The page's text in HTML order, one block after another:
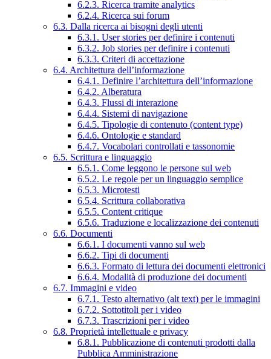
6.2.3. Ricerca tramite analytics
6.2.4. Ricerca sui forum
6.3. Dalla ricerca ai bisogni degli utenti
6.3.1. User stories per definire i contenuti
6.3.2. Job stories per definire i contenuti
6.3.3. Criteri di accettazione
6.4. Architettura dell’informazione
6.4.1. Definire l’architettura dell’informazione
6.4.2. Alberatura
6.4.3. Flussi di interazione
6.4.4. Sistemi di navigazione
6.4.5. Tipologie di contenuto (content type)
6.4.6. Ontologie e standard
6.4.7. Vocabolari controllati e tassonomie
6.5. Scrittura e linguaggio
6.5.1. Come leggono le persone sul web
6.5.2. Le regole per un linguaggio semplice
6.5.3. Microtesti
6.5.4. Scrittura collaborativa
6.5.5. Content critique
6.5.6. Traduzione e localizzazione dei contenuti
6.6. Documenti
6.6.1. I documenti vanno sul web
6.6.2. Tipi di documenti
6.6.3. Formato di lettura dei documenti elettronici
6.6.4. Modalità di produzione dei documenti
6.7. Immagini e video
6.7.1. Testo alternativo (alt text) per le immagini
6.7.2. Sottotitoli per i video
6.7.3. Trascrizioni per i video
6.8. Proprietà intellettuale e privacy
6.8.1. Pubblicazione di contenuti prodotti dalla
Pubblica Amministrazione